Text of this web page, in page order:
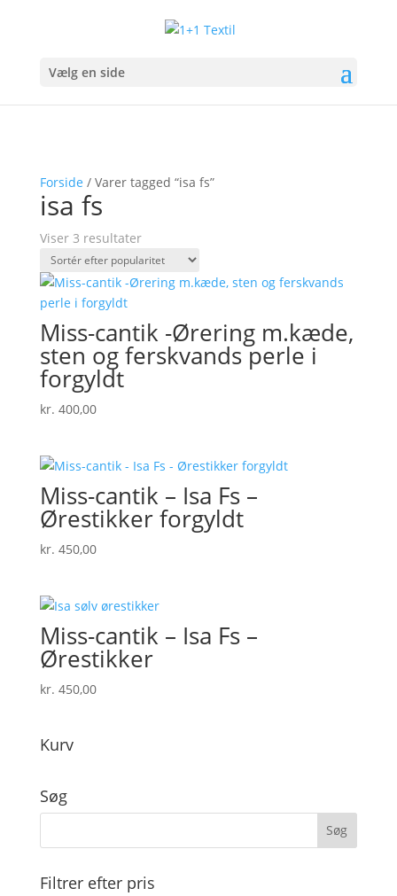
Vælg en side
Forside / Varer tagged “isa fs”
isa fs
Viser 3 resultaterSorteret
efter
popularitet
Miss-cantik -Ørering m.kæde,
sten og ferskvands perle i
forgyldt
kr. 400,00
Miss-cantik – Isa Fs –
Ørestikker forgyldt
kr. 450,00
Miss-cantik – Isa Fs –
Ørestikker
kr. 450,00
Kurv
Søg
Filtrer efter pris